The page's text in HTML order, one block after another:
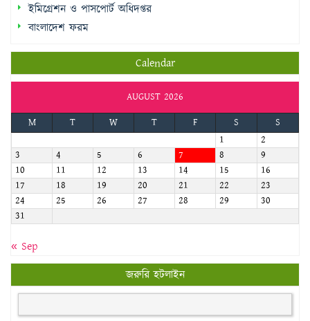
ইমিগ্রেশন ও পাসপোর্ট অধিদপ্তর
বাংলাদেশ ফরম
Calendar
AUGUST 2026
M
T W T F S
S
1
2
3
4 5 6 7 8
9
10
11 12 13 14 15
16
17
18 19 20 21 22
23
24
25 26 27 28 29
30
31
« Sep
জরুরি হটলাইন